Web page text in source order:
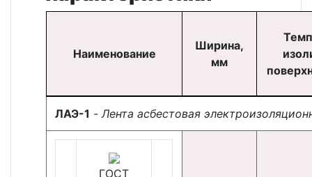
Наименование
Ширина,
мм
ЛАЭ-1 -Лента асбестовая
ГОСТ